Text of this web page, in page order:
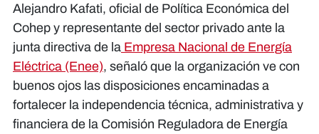
Alejandro Kafati, oficial de Política Económica del
Cohep y representante del sector privado ante la
junta directiva de la Empresa Nacional de Energía
Eléctrica (Enee), señaló que la organización ve con
buenos ojos las disposiciones encaminadas a
fortalecer la independencia técnica, administrativa y
financiera de la Comisión Reguladora de Energía